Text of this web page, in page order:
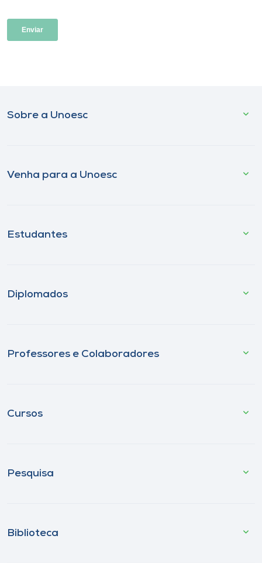
Sobre a Unoesc
Venha para a Unoesc
Estudantes
Diplomados
Professores e Colaboradores
Cursos
Pesquisa
Biblioteca